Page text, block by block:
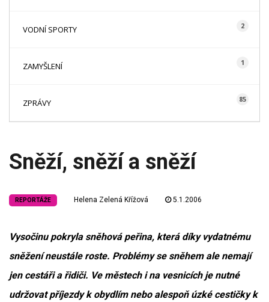
VODNÍ SPORTY 2
ZAMYŠLENÍ 1
ZPRÁVY 85
Sněží, sněží a sněží
REPORTÁŽE Helena Zelená Křížová 5.1.2006
Vysočinu pokryla sněhová peřina, která díky vydatnému
sněžení neustále roste. Problémy se sněhem ale nemají
jen cestáři a řidiči. Ve městech i na vesnicích je nutné
udržovat příjezdy k obydlím nebo alespoň úzké cestičky k